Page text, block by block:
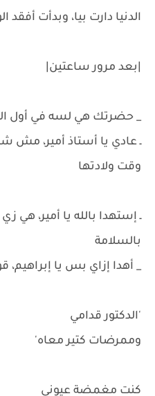
الدنيا دارت بيا، وبدأت أفقد
|بعد مرور ساعتين|
_ حضرتك هي لسه في أول
ـ عادي يا أستاذ أمير، مش
وقت ولادتها
ـ إستهدا بالله يا أمير، هي
بالسلامة
_ أهدا إزاي بس يا إبراهيم،
'الدكتور قدامي
وممرضات كتير معاه'
كنت مغمضة عيوني